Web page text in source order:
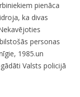
pienāca
ka divas
personas
1985.un
Valsts policijā